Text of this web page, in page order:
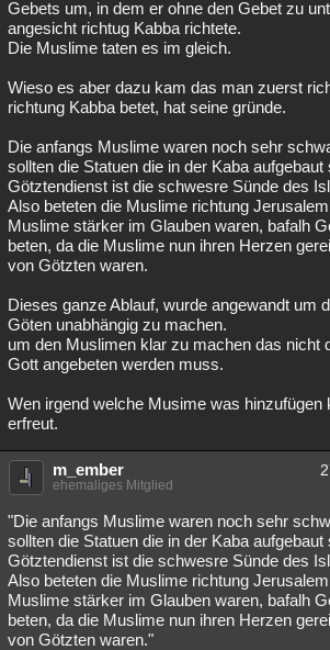
Gebets um, in dem er ohne den Gebet zu
angesicht richtug Kabba richtete.
Die Muslime taten es im gleich.
Wieso es aber dazu kam das man zuerst
richtung Kabba betet, hat seine gründe.
Die anfangs Muslime waren noch sehr
sollten die Statuen die in der Kaba
Götztendienst ist die schwesre Sünde des
Also beteten die Muslime richtung
Muslime stärker im Glauben waren, bafalh
beten, da die Muslime nun ihren Herzen
von Götzten waren.
Dieses ganze Ablauf, wurde angewandt um
Göten unabhängig zu machen.
um den Muslimen klar zu machen das nicht
Gott angebeten werden muss.
Wen irgend welche Musime was hinzufügen
erfreut.
m_ember
ehemaliges Mitglied
"Die anfangs Muslime waren noch sehr
sollten die Statuen die in der Kaba
Götztendienst ist die schwesre Sünde des
Also beteten die Muslime richtung
Muslime stärker im Glauben waren, bafalh
beten, da die Muslime nun ihren Herzen
von Götzten waren."